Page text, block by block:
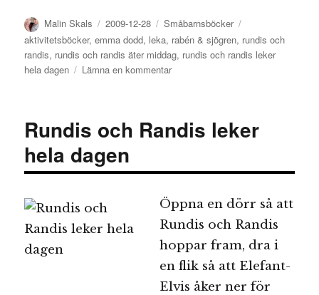
Författare
Malin Skals
Publicerat
den
2009-12-28 Kategorier
Småbarnsböcker
aktivitetsböcker,emma dodd, leka, rabén & sjögren, rundis och
randis, rundis och randis äter middag, rundis och randis leker
hela dagen
Lämna en kommentartill
äter
Rundis och Randis leker
hela dagen
Öppna en dörr så att
Rundis och Randis
hoppar fram, dra i
en flik så att Elefant-
Elvis åker ner för